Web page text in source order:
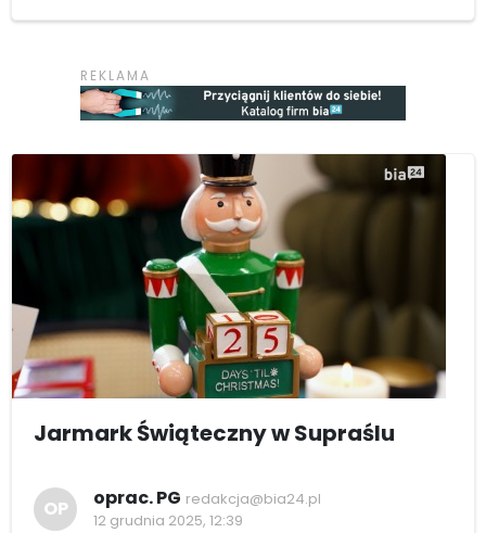
Jarmark Świąteczny w Supraślu
OP oprac. PG redakcja@bia24.pl
12 grudnia 2025, 12:39